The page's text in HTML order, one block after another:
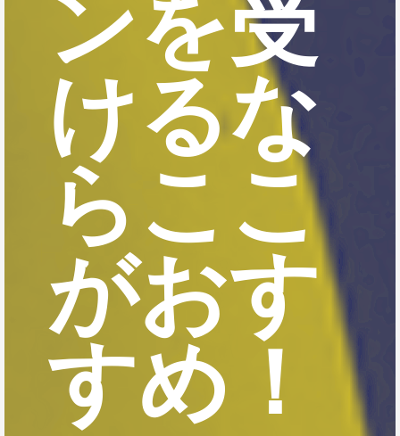
ンを受
けるな
らここ
がおす
すめ！